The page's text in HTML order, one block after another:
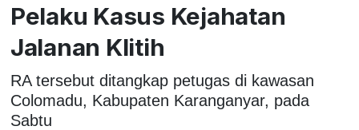
Pelaku Kasus Kejahatan
Jalanan Klitih
RA tersebut ditangkap petugas di kawasan
Colomadu, Kabupaten Karanganyar, pada
Sabtu